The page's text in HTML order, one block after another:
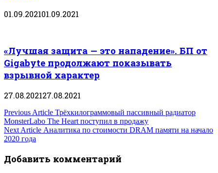
01.09.202101.09.2021
«Лучшая защита — это нападение». БП от
Gigabyte продолжают показывать
взрывной характер
27.08.202127.08.2021
Навигация
по
записям
Previous Article Трёхкилограммовый пассивный радиатор
MonsterLabo The Heart поступил в продажу
Next Article Аналитика по стоимости DRAM памяти на начало
2020 года
Добавить комментарий